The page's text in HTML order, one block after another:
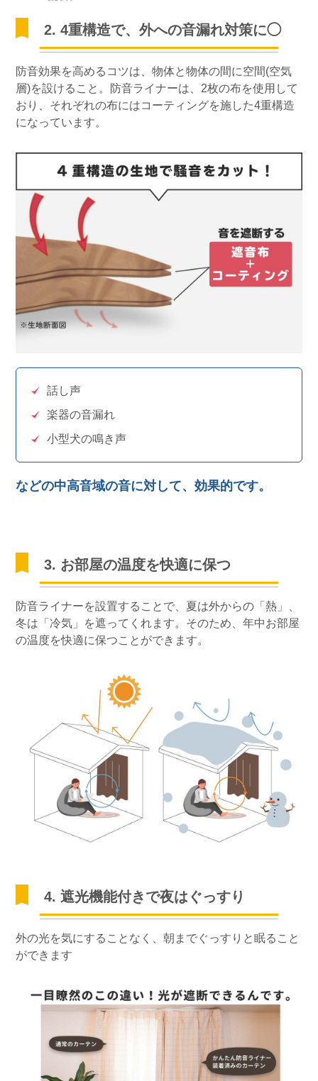
2. 4重構造で、外への音漏れ対策に◯
防音効果を高めるコツは、物体と物体の間に空間(空気
層)を設けること。防音ライナーは、2枚の布を使用して
おり、それぞれの布にはコーティングを施した4重構造
になっています。
話し声
楽器の音漏れ
小型犬の鳴き声
などの中高音域の音に対して、効果的です。
3. お部屋の温度を快適に保つ
防音ライナーを設置することで、夏は外からの「熱」、
冬は「冷気」を遮ってくれます。そのため、年中お部屋
の温度を快適に保つことができます。
4. 遮光機能付きで夜はぐっすり
外の光を気にすることなく、朝までぐっすりと眠ること
ができます